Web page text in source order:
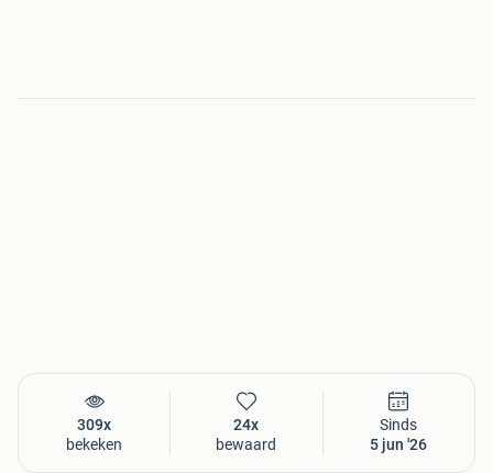
309x
bekeken
24x
bewaard
Sinds
5 jun '26